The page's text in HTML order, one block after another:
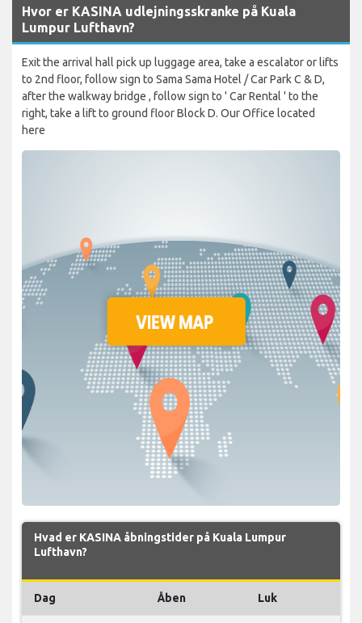
Hvor er KASINA udlejningsskranke på Kuala
Lumpur Lufthavn?
Exit the arrival hall pick up luggage area, take a escalator or lifts
to 2nd floor, follow sign to Sama Sama Hotel / Car Park C & D,
after the walkway bridge , follow sign to ' Car Rental ' to the
right, take a lift to ground floor Block D. Our Office located
here
Hvad er KASINA åbningstider på Kuala Lumpur
Lufthavn?
Dag Åben Luk